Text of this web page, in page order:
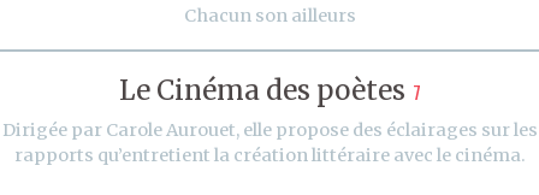
Chacun son ailleurs
Le Cinéma des poètes 7
Dirigée par Carole Aurouet, elle propose des éclairages sur les
rapports qu’entretient la création littéraire avec le cinéma.